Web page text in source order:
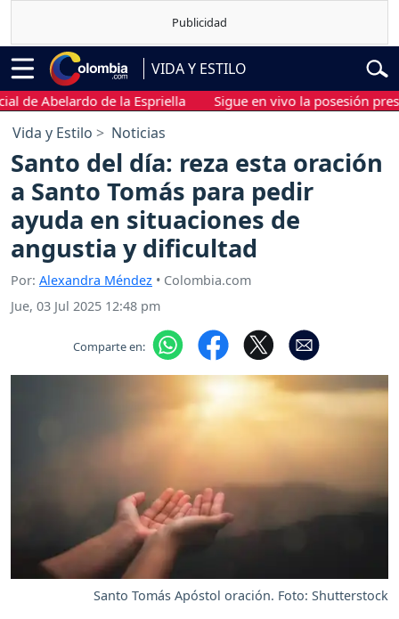
VIDA Y ESTILO
Abelardo de la Espriella Sigue en vivo la posesión
Vida y Estilo Noticias
Santo del día: reza esta oración
a Santo Tomás para pedir
ayuda en situaciones de
angustia y dificultad
Por: Alexandra Méndez • Colombia.com
Jue, 03 Jul 2025 12:48 pm
Comparte en:
Santo Tomás Apóstol oración. Foto: Shutterstock